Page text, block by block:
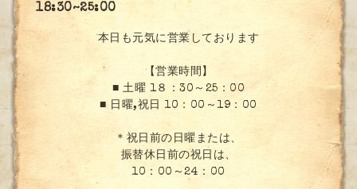
18:30~25:00
本日も元気に営業しております
【営業時間】
■ 土曜 1８：30～25：00
■ 日曜,祝日 10：00～19：00
＊祝日前の日曜または、
振替休日前の祝日は、
10：00～24：00